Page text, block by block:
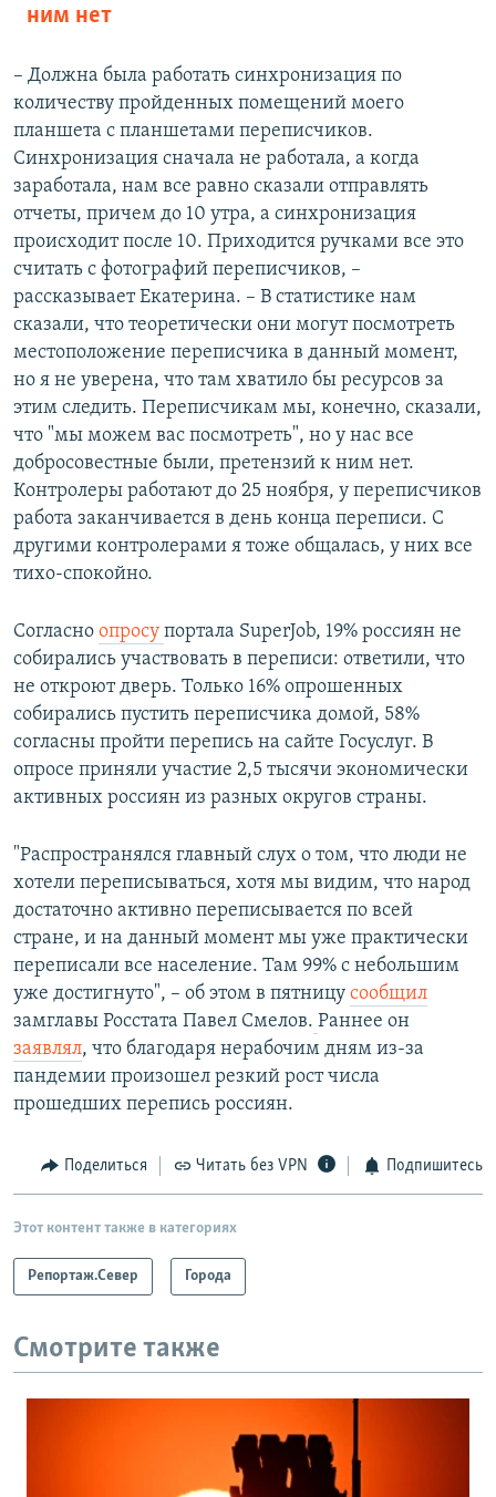
ним нет
– Должна была работать синхронизация по
количеству пройденных помещений моего
планшета с планшетами переписчиков.
Синхронизация сначала не работала, а когда
заработала, нам все равно сказали отправлять
отчеты, причем до 10 утра, а синхронизация
происходит после 10. Приходится ручками все это
считать с фотографий переписчиков, –
рассказывает Екатерина. – В статистике нам
сказали, что теоретически они могут посмотреть
местоположение переписчика в данный момент,
но я не уверена, что там хватило бы ресурсов за
этим следить. Переписчикам мы, конечно, сказали,
что "мы можем вас посмотреть", но у нас все
добросовестные были, претензий к ним нет.
Контролеры работают до 25 ноября, у переписчиков
работа заканчивается в день конца переписи. С
другими контролерами я тоже общалась, у них все
тихо-спокойно.
Согласно опросу портала SuperJob, 19% россиян не
собирались участвовать в переписи: ответили, что
не откроют дверь. Только 16% опрошенных
собирались пустить переписчика домой, 58%
согласны пройти перепись на сайте Госуслуг. В
опросе приняли участие 2,5 тысячи экономически
активных россиян из разных округов страны.
"Распространялся главный слух о том, что люди не
хотели переписываться, хотя мы видим, что народ
достаточно активно переписывается по всей
стране, и на данный момент мы уже практически
переписали все население. Там 99% с небольшим
уже достигнуто", – об этом в пятницу сообщил
замглавы Росстата Павел Смелов.​ Раннее он
заявлял, что благодаря нерабочим дням из-за
пандемии произошел резкий рост числа
прошедших перепись россиян.
Поделиться Читать без VPN Подпишитесь
Этот контент также в категориях
Репортаж.Север Города
Смотрите также